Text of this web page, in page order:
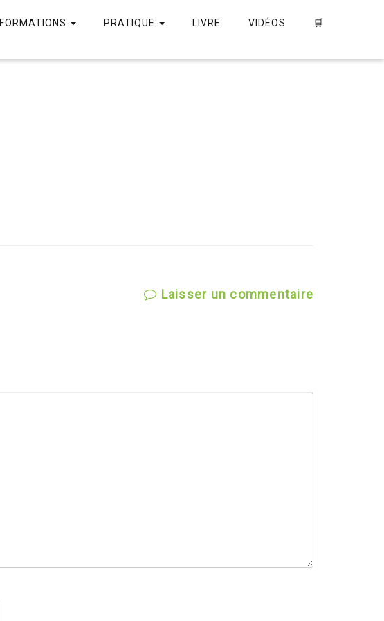
FORMATIONS PRATIQUE LIVRE VIDÉOS 🛒
Laisser un commentaire